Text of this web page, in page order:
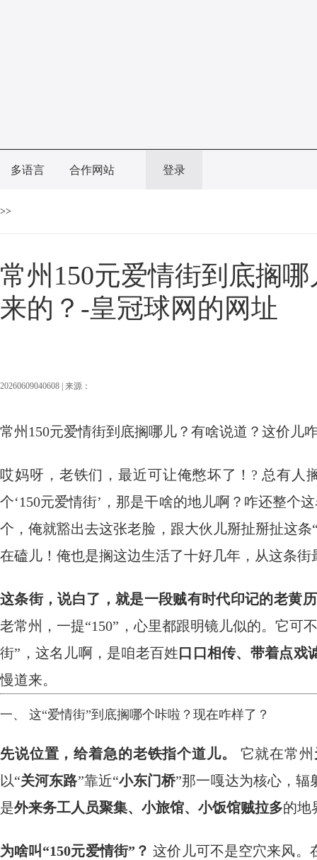
多语言 合作网站 登录
>>
常州150元爱情街到底搁
来的？-皇冠球网的网址
20260609040608 | 来源：
常州150元爱情街到底搁哪儿？有啥说道？这价儿
哎妈呀，老铁们，最近可让俺憋坏了！? 总有人
个‘150元爱情街’，那是干啥的地儿啊？咋还整个
个，俺就豁出去这张老脸，跟大伙儿掰扯掰扯这
在磕儿！俺也是搁这边生活了十好几年，从这条
这条街，说白了，就是一段贼有时代印记的老黄
老常州，一提“150”，心里都跟明镜儿似的。它可
街”，这名儿啊，是咱老百姓 口口相传、带着点戏
慢道来。
一、 这“爱情街”到底搁哪个咔啦？现在咋样了？
先说位置，给着急的老铁指个道儿。 ​ 它就在常州
以“关河东路”靠近“小东门桥”那一嘎达为核心，辐
是外来务工人员聚集、小旅馆、小饭馆贼拉多的地
为啥叫“150元爱情街”？
这价儿可不是空穴来风